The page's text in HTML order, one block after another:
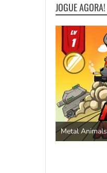
JOGUE AGORA!
Metal Animals